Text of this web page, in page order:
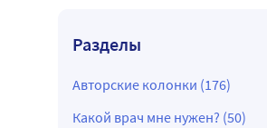
Разделы
Авторские колонки (176)
Какой врач мне нужен? (50)